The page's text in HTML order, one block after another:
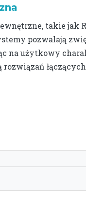
takie jak
pozwalają
na użytkowy